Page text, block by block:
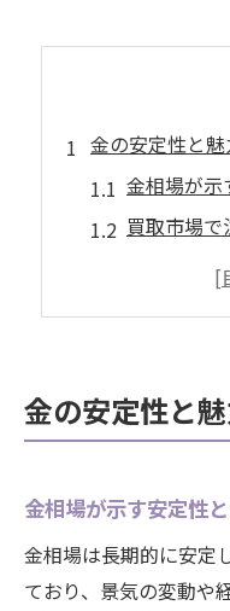
金の安定性と
金相場が示
買取市場
金相場の
価値守る金相場
金相場の最
金相場の変
買取時に失
大府市で注
金の安定性と
金相場が示す安定性
金相場は長期的に安定
ており、景気の変動や